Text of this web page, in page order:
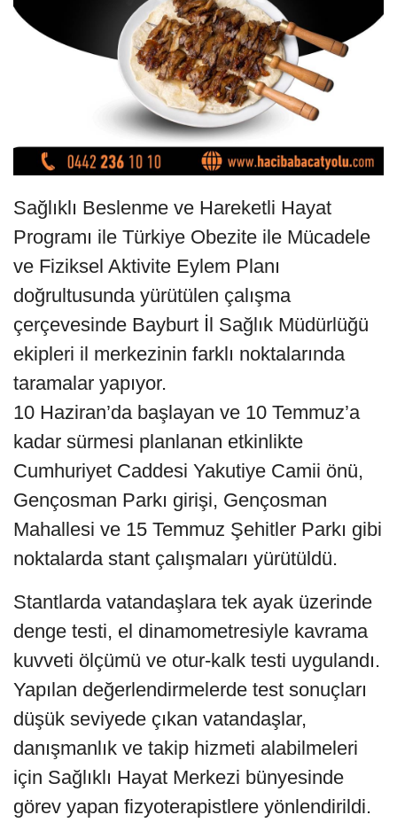
Sağlıklı Beslenme ve Hareketli Hayat
Programı ile Türkiye Obezite ile Mücadele
ve Fiziksel Aktivite Eylem Planı
doğrultusunda yürütülen çalışma
çerçevesinde Bayburt İl Sağlık Müdürlüğü
ekipleri il merkezinin farklı noktalarında
taramalar yapıyor.
10 Haziran’da başlayan ve 10 Temmuz’a
kadar sürmesi planlanan etkinlikte
Cumhuriyet Caddesi Yakutiye Camii önü,
Gençosman Parkı girişi, Gençosman
Mahallesi ve 15 Temmuz Şehitler Parkı gibi
noktalarda stant çalışmaları yürütüldü.
Stantlarda vatandaşlara tek ayak üzerinde
denge testi, el dinamometresiyle kavrama
kuvveti ölçümü ve otur-kalk testi uygulandı.
Yapılan değerlendirmelerde test sonuçları
düşük seviyede çıkan vatandaşlar,
danışmanlık ve takip hizmeti alabilmeleri
için Sağlıklı Hayat Merkezi bünyesinde
görev yapan fizyoterapistlere yönlendirildi.